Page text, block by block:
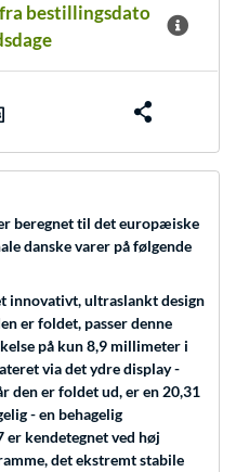
bestillingsdato
beregnet til det europæiske
danske varer på følgende
innovativt, ultraslankt design
er foldet, passer denne
på kun 8,9 millimeter i
via det ydre display -
den er foldet ud, er en 20,31
- en behagelig
kendetegnet ved høj
det ekstremt stabile